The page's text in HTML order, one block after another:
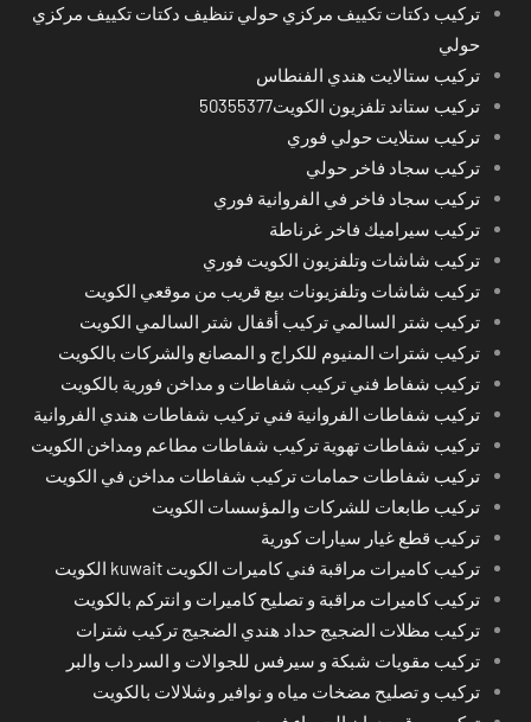
تركيب دكتات تكييف مركزي حولي تنظيف دكتات تكييف مركزي
حولي
تركيب ستالايت هندي الفنطاس
تركيب ستاند تلفزيون الكويت50355377
تركيب ستلايت حولي فوري
تركيب سجاد فاخر حولي
تركيب سجاد فاخر في الفروانية فوري
تركيب سيراميك فاخر غرناطة
تركيب شاشات وتلفزيون الكويت فوري
تركيب شاشات وتلفزيونات بيع قريب من موقعي الكويت
تركيب شتر السالمي تركيب أقفال شتر السالمي الكويت
تركيب شترات المنيوم للكراج و المصانع والشركات بالكويت
تركيب شفاط فني تركيب شفاطات و مداخن فورية بالكويت
تركيب شفاطات الفروانية فني تركيب شفاطات هندي الفروانية
تركيب شفاطات تهوية تركيب شفاطات مطاعم ومداخن الكويت
تركيب شفاطات حمامات تركيب شفاطات مداخن في الكويت
تركيب طابعات للشركات والمؤسسات الكويت
تركيب قطع غيار سيارات كورية
تركيب كاميرات مراقبة فني كاميرات الكويت kuwait الكويت
تركيب كاميرات مراقبة و تصليح كاميرات و انتركم بالكويت
تركيب مظلات الضجيج حداد هندي الضجيج تركيب شترات
تركيب مقويات شبكة و سيرفس للجوالات و السرداب والبر
تركيب و تصليح مضخات مياه و نوافير وشلالات بالكويت